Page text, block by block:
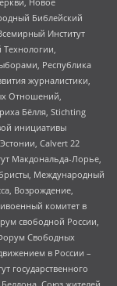
Библейский
Институт
Республика
журналистики,
Отношений,
Бёлля, Stichting
инициативы
Calvert 22
Макдональда-Лорье,
Международный
Возрождение,
комитет в
свободной России,
Свободных
в России –
государственного